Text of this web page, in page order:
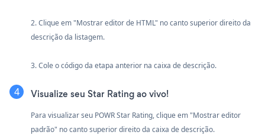
2. Clique em "Mostrar editor de HTML" no canto superior direito da
descrição da listagem.
3. Cole o código da etapa anterior na caixa de descrição.
Visualize seu Star Rating ao vivo!
Para visualizar seu POWR Star Rating, clique em "Mostrar editor
padrão" no canto superior direito da caixa de descrição.